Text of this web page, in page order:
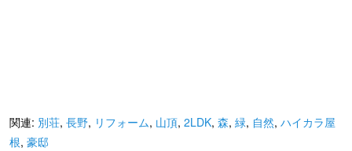
関連: 別荘, 長野, リフォーム, 山頂, 2LDK, 森, 緑, 自然, ハイカラ屋
根, 豪邸